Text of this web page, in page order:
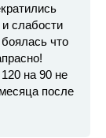
слабости
что
на 90 не
после